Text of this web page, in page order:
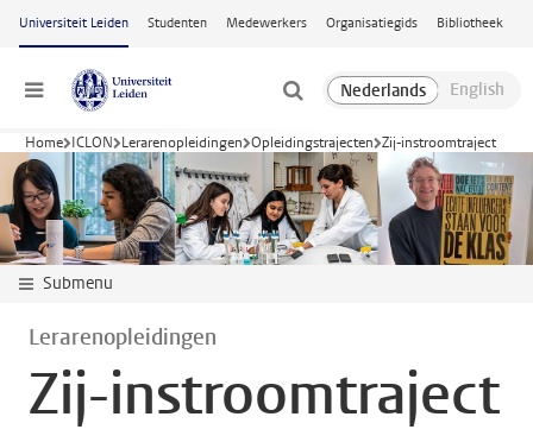
Ga naar hoofdinhoud
Universiteit Leiden Studenten Medewerkers Organisatiegids Bibliotheek
Menu
Home ICLON Lerarenopleidingen Opleidingstrajecten Zij-instroomtraject
Submenu
Lerarenopleidingen
Zij-instroomtraject